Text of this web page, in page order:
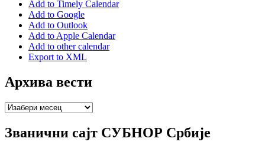
Add to Timely Calendar
Add to Google
Add to Outlook
Add to Apple Calendar
Add to other calendar
Export to XML
Архива вести
Архива
Званични сајт СУБНОР Србије